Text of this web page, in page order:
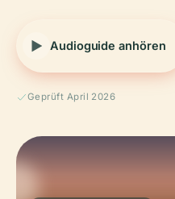
Audioguide anhören
Geprüft April 2026